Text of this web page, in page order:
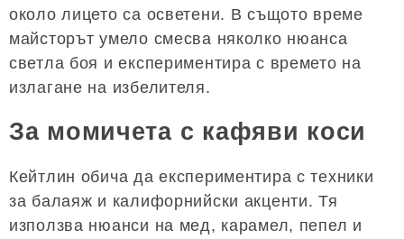
около лицето са осветени. В същото време
майсторът умело смесва няколко нюанса
светла боя и експериментира с времето на
излагане на избелителя.
За момичета с кафяви коси
Кейтлин обича да експериментира с техники
за балаяж и калифорнийски акценти. Тя
използва нюанси на мед, карамел, пепел и